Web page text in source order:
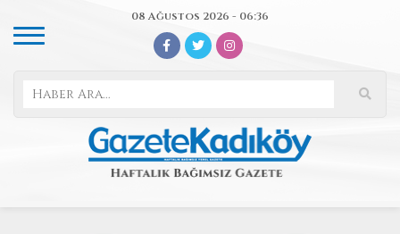
08 Ağustos 2026 - 06:36